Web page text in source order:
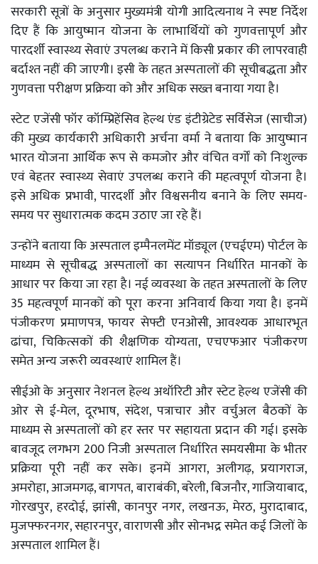
सरकारी सूत्रों के अनुसार मुख्यमंत्री योगी आदित्यनाथ ने स्पष्ट निर्देश
दिए हैं कि आयुष्मान योजना के लाभार्थियों को गुणवत्तापूर्ण और
पारदर्शी स्वास्थ्य सेवाएं उपलब्ध कराने में किसी प्रकार की लापरवाही
बर्दाश्त नहीं की जाएगी। इसी के तहत अस्पतालों की सूचीबद्धता और
गुणवत्ता परीक्षण प्रक्रिया को और अधिक सख्त बनाया गया है।
स्टेट एजेंसी फॉर कॉम्प्रिहेंसिव हेल्थ एंड इंटीग्रेटेड सर्विसेज (साचीज)
की मुख्य कार्यकारी अधिकारी अर्चना वर्मा ने बताया कि आयुष्मान
भारत योजना आर्थिक रूप से कमजोर और वंचित वर्गों को निःशुल्क
एवं बेहतर स्वास्थ्य सेवाएं उपलब्ध कराने की महत्वपूर्ण योजना है।
इसे अधिक प्रभावी, पारदर्शी और विश्वसनीय बनाने के लिए समय-
समय पर सुधारात्मक कदम उठाए जा रहे हैं।
उन्होंने बताया कि अस्पताल इम्पैनलमेंट मॉड्यूल (एचईएम) पोर्टल के
माध्यम से सूचीबद्ध अस्पतालों का सत्यापन निर्धारित मानकों के
आधार पर किया जा रहा है। नई व्यवस्था के तहत अस्पतालों के लिए
35 महत्वपूर्ण मानकों को पूरा करना अनिवार्य किया गया है। इनमें
पंजीकरण प्रमाणपत्र, फायर सेफ्टी एनओसी, आवश्यक आधारभूत
ढांचा, चिकित्सकों की शैक्षणिक योग्यता, एचएफआर पंजीकरण
समेत अन्य जरूरी व्यवस्थाएं शामिल हैं।
सीईओ के अनुसार नेशनल हेल्थ अथॉरिटी और स्टेट हेल्थ एजेंसी की
ओर से ई-मेल, दूरभाष, संदेश, पत्राचार और वर्चुअल बैठकों के
माध्यम से अस्पतालों को हर स्तर पर सहायता प्रदान की गई। इसके
बावजूद लगभग 200 निजी अस्पताल निर्धारित समयसीमा के भीतर
प्रक्रिया पूरी नहीं कर सके। इनमें आगरा, अलीगढ़, प्रयागराज,
अमरोहा, आजमगढ़, बागपत, बाराबंकी, बरेली, बिजनौर, गाजियाबाद,
गोरखपुर, हरदोई, झांसी, कानपुर नगर, लखनऊ, मेरठ, मुरादाबाद,
मुजफ्फरनगर, सहारनपुर, वाराणसी और सोनभद्र समेत कई जिलों के
अस्पताल शामिल हैं।